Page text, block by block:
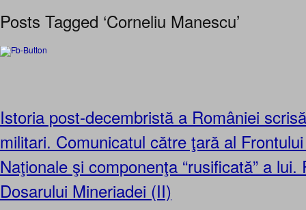
Posts Tagged ‘Corneliu Manescu’
Istoria post-decembristă a României
militari. Comunicatul către ţară al
Naţionale şi componenţa “rusificată” a
Dosarului Mineriadei (II)